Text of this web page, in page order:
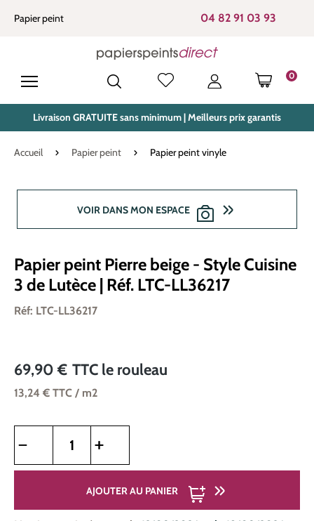
principal
Papier peint 04 82 91 03 93
0
LE
Livraison GRATUITE sans minimum | Meilleurs prix garantis
Accueil Papier peint Papier peint vinyle
VOIR DANS MON ESPACE
Papier peint Pierre beige - Style Cuisine
3 de Lutèce | Réf. LTC-LL36217
Réf: LTC-LL36217
69,90 € TTC le rouleau
13,24 € TTC / m2
AJOUTER AU PANIER